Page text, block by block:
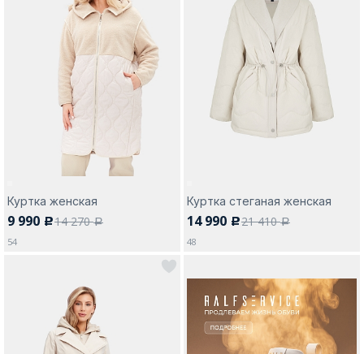
Куртка женская
9 990 c14 270a
54
Куртка стеганая женская
14 990 c21 410a
48